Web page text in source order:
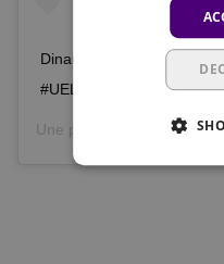
Dinamo Zagreb 0-0 #RSCA ‏@ FULL TIME ⚽️ #ZAGAND
#UEL #COYM
Une publication partagée